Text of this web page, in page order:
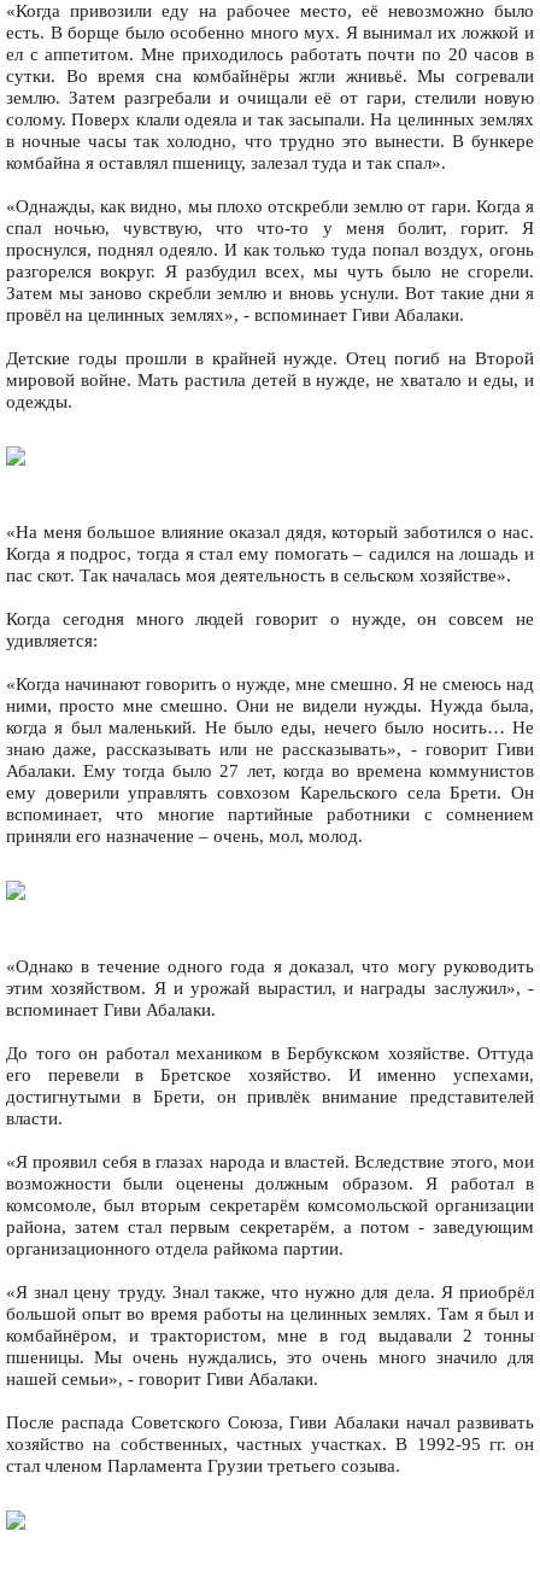
«Когда привозили еду на рабочее место, её невозможно было
есть. В борще было особенно много мух. Я вынимал их ложкой и
ел с аппетитом. Мне приходилось работать почти по 20 часов в
сутки. Во время сна комбайнёры жгли жнивьё. Мы согревали
землю. Затем разгребали и очищали её от гари, стелили новую
солому. Поверх клали одеяла и так засыпали. На целинных землях
в ночные часы так холодно, что трудно это вынести. В бункере
комбайна я оставлял пшеницу, залезал туда и так спал».
«Однажды, как видно, мы плохо отскребли землю от гари. Когда я
спал ночью, чувствую, что что-то у меня болит, горит. Я
проснулся, поднял одеяло. И как только туда попал воздух, огонь
разгорелся вокруг. Я разбудил всех, мы чуть было не сгорели.
Затем мы заново скребли землю и вновь уснули. Вот такие дни я
провёл на целинных землях», - вспоминает Гиви Абалаки.
Детские годы прошли в крайней нужде. Отец погиб на Второй
мировой войне. Мать растила детей в нужде, не хватало и еды, и
одежды.
«На меня большое влияние оказал дядя, который заботился о нас.
Когда я подрос, тогда я стал ему помогать – садился на лошадь и
пас скот. Так началась моя деятельность в сельском хозяйстве».
Когда сегодня много людей говорит о нужде, он совсем не
удивляется:
«Когда начинают говорить о нужде, мне смешно. Я не смеюсь над
ними, просто мне смешно. Они не видели нужды. Нужда была,
когда я был маленький. Не было еды, нечего было носить… Не
знаю даже, рассказывать или не рассказывать», - говорит Гиви
Абалаки. Ему тогда было 27 лет, когда во времена коммунистов
ему доверили управлять совхозом Карельского села Брети. Он
вспоминает, что многие партийные работники с сомнением
приняли его назначение – очень, мол, молод.
«Однако в течение одного года я доказал, что могу руководить
этим хозяйством. Я и урожай вырастил, и награды заслужил», -
вспоминает Гиви Абалаки.
До того он работал механиком в Бербукском хозяйстве. Оттуда
его перевели в Бретское хозяйство. И именно успехами,
достигнутыми в Брети, он привлёк внимание представителей
власти.
«Я проявил себя в глазах народа и властей. Вследствие этого, мои
возможности были оценены должным образом. Я работал в
комсомоле, был вторым секретарём комсомольской организации
района, затем стал первым секретарём, а потом - заведующим
организационного отдела райкома партии.
«Я знал цену труду. Знал также, что нужно для дела. Я приобрёл
большой опыт во время работы на целинных землях. Там я был и
комбайнёром, и трактористом, мне в год выдавали 2 тонны
пшеницы. Мы очень нуждались, это очень много значило для
нашей семьи», - говорит Гиви Абалаки.
После распада Советского Союза, Гиви Абалаки начал развивать
хозяйство на собственных, частных участках. В 1992-95 гг. он
стал членом Парламента Грузии третьего созыва.